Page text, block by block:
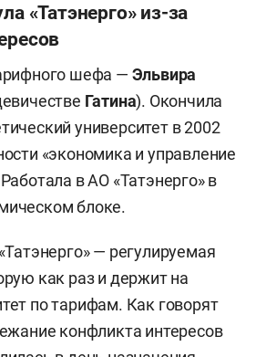
«Татэнерго» из-за
шефа — Эльвира
Гатина). Окончила
университет в 2002
«экономика и управление
в АО «Татэнерго» в
блоке.
— регулируемая
как раз и держит на
по тарифам. Как говорят
конфликта интересов